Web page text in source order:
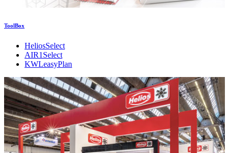
ToolBox
HeliosSelect
AIR1Select
KWLeasyPlan